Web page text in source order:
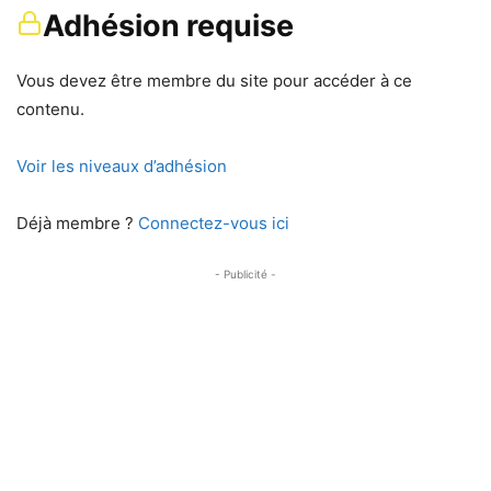
Adhésion requise
Vous devez être membre du site pour accéder à ce
contenu.
Voir les niveaux d’adhésion
Déjà membre ? Connectez-vous ici
- Publicité -